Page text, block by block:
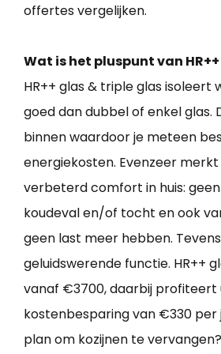
offertes vergelijken.
Wat is het pluspunt van
HR++ glas & triple glas isoleert
goed dan dubbel of enkel glas.
binnen waardoor je meteen
energiekosten. Evenzeer
verbeterd comfort in huis:
koudeval en/of tocht en ook
geen last meer hebben.
geluidswerende functie. HR++
vanaf €3700, daarbij profiteert
kostenbesparing van €330 per
plan om kozijnen te